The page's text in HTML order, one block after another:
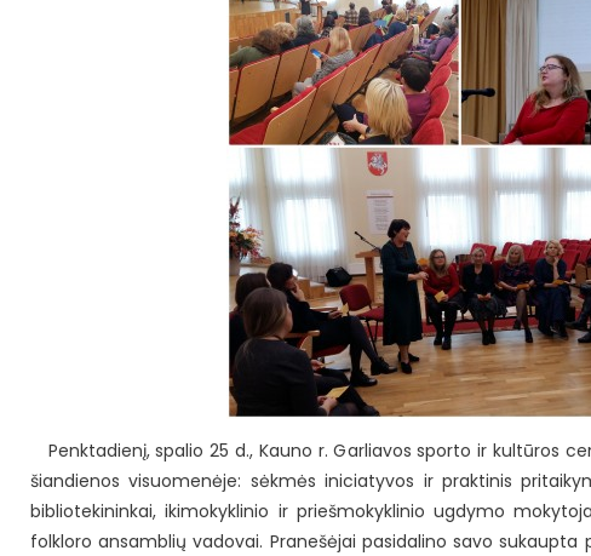
Penktadienį, spalio 25 d., Kauno r. Garliavos sporto ir kultūros
šiandienos visuomenėje: sėkmės iniciatyvos ir praktinis
bibliotekininkai, ikimokyklinio ir priešmokyklinio ugdymo
folkloro ansamblių vadovai. Pranešėjai pasidalino savo